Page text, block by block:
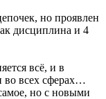
но проявлен
дисциплина и 4
всё, и в
во всех сферах…
но с новыми